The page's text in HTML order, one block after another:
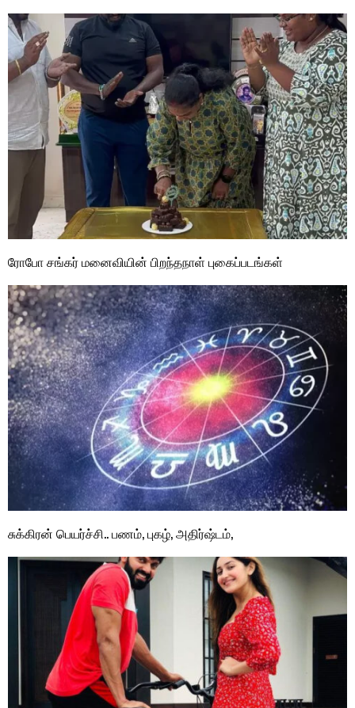
ரோபோ சங்கர் மனைவியின் பிறந்தநாள் புகைப்படங்கள்
சுக்கிரன் பெயர்ச்சி.. பணம், புகழ், அதிர்ஷ்டம்,